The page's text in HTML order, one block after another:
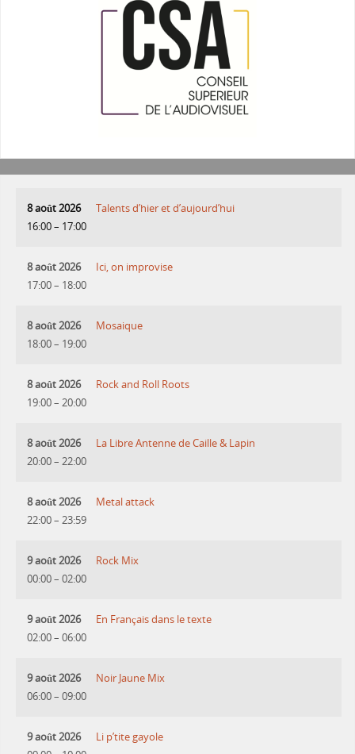
8 août 2026
16:00– 17:00
Talents d’hier et d’aujourd’hui
8 août 2026
17:00– 18:00
Ici, on improvise
8 août 2026
18:00– 19:00
Mosaique
8 août 2026
19:00– 20:00
Rock and Roll Roots
8 août 2026
20:00– 22:00
La Libre Antenne de Caille & Lapin
8 août 2026
22:00– 23:59
Metal attack
9 août 2026
00:00– 02:00
Rock Mix
9 août 2026
02:00– 06:00
En Français dans le texte
9 août 2026
06:00– 09:00
Noir Jaune Mix
9 août 2026
Li p’tite gayole